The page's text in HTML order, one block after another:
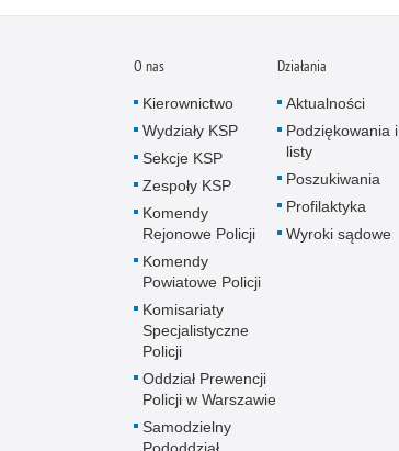
O nas
Kierownictwo
Wydziały KSP
Sekcje KSP
Zespoły KSP
Komendy
Rejonowe Policji
Komendy
Powiatowe Policji
Komisariaty
Specjalistyczne
Policji
Oddział Prewencji
Policji w Warszawie
Samodzielny
Pododdział
Działania
Aktualności
Podziękowania i
listy
Poszukiwania
Profilaktyka
Wyroki sądowe